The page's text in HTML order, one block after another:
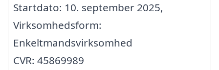
Startdato: 10. september 2025,
Virksomhedsform:
Enkeltmandsvirksomhed
CVR: 45869989